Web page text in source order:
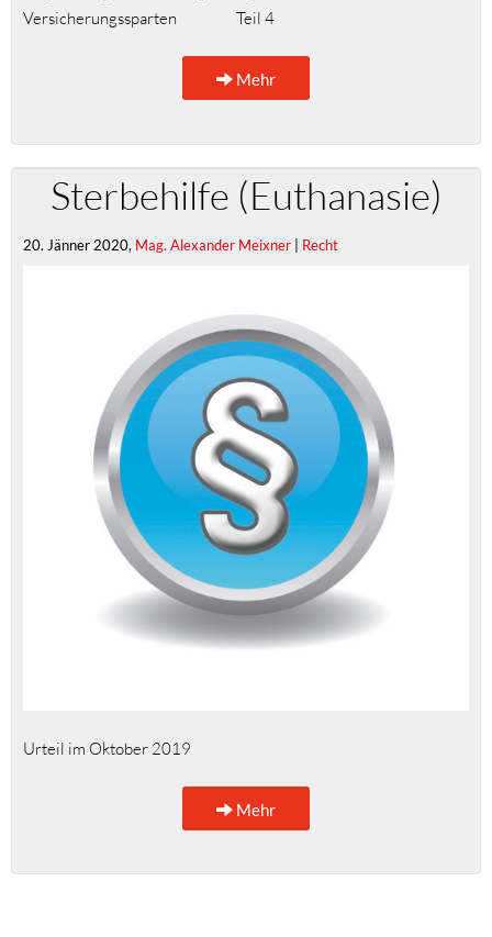
Versicherungssparten Teil 4
Mehr
Sterbehilfe (Euthanasie)
20. Jänner 2020, Mag. Alexander Meixner | Recht
Urteil im Oktober 2019
Mehr